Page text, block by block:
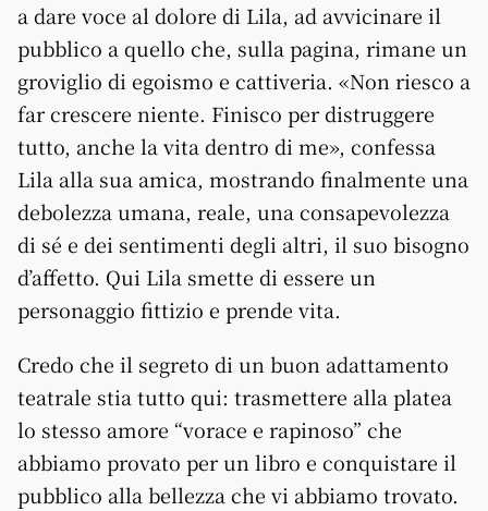
a dare voce al dolore di Lila, ad avvicinare il
pubblico a quello che, sulla pagina, rimane un
groviglio di egoismo e cattiveria. «Non riesco a
far crescere niente. Finisco per distruggere
tutto, anche la vita dentro di me», confessa
Lila alla sua amica, mostrando finalmente una
debolezza umana, reale, una consapevolezza
di sé e dei sentimenti degli altri, il suo bisogno
d’affetto. Qui Lila smette di essere un
personaggio fittizio e prende vita.
Credo che il segreto di un buon adattamento
teatrale stia tutto qui: trasmettere alla platea
lo stesso amore “vorace e rapinoso” che
abbiamo provato per un libro e conquistare il
pubblico alla bellezza che vi abbiamo trovato.